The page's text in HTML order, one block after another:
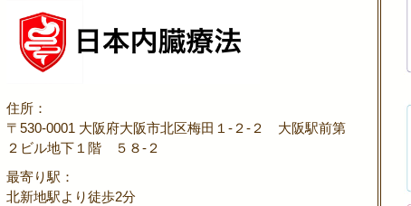
住所：
〒530-0001 大阪府大阪市北区梅田１-２-２ 大阪駅前第
２ビル地下１階 ５８-２
最寄り駅：
北新地駅より徒歩2分